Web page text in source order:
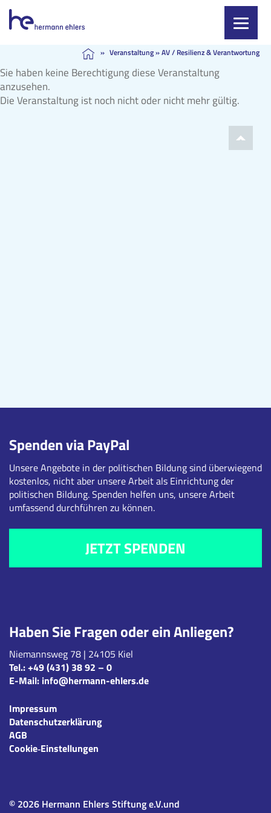
content
» Veranstaltung»AV / Resilienz & Verantwortung
Sie haben keine Berechtigung diese Veranstaltung
anzusehen.
Die Veranstaltung ist noch nicht oder nicht mehr gültig.
Haben Sie Fragen oder ein Anliegen?
Niemannsweg 78 | 24105 Kiel
Tel.:+49 (431) 38 92 – 0
E-Mail: info@hermann-ehlers.de
Impressum
Datenschutzerklärung
AGB
Cookie‑Einstellungen
Spenden via PayPal
Unsere Angebote in der politischen Bildung sind überwiegend
kostenlos, nicht aber unsere Arbeit als Einrichtung der
politischen Bildung. Spenden helfen uns, unsere Arbeit
umfassend durchführen zu können.
JETZT SPENDEN
© 2026 Hermann Ehlers Stiftung e.V.und